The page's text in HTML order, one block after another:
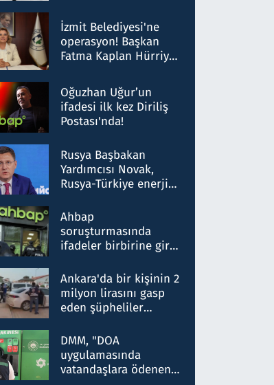
Milyar liralık para
trafiği tespit edildi
İzmit Belediyesi'ne
operasyon! Başkan
Fatma Kaplan Hürriyet
Oğuzhan Uğur’un
ifadesi ilk kez Diriliş
Postası'nda!
Rusya Başbakan
Yardımcısı Novak,
Rusya-Türkiye enerji
nitelikte olduğunu
belirtti
Ahbap
soruşturmasında
ifadeler birbirine girdi:
ifadelerinden ortaya
çıkan tablo şok etti
Ankara'da bir kişinin 2
milyon lirasını gasp
eden şüpheliler
DMM, "DOA
uygulamasında
vatandaşlara ödenen